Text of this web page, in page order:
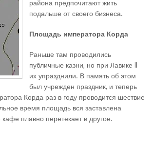
района предпочитают жить
подальше от своего бизнеса.
Площадь императора Корда
Раньше там проводились
публичные казни, но при Лавике II
их упразднили. В память об этом
был учрежден праздник, и теперь
Корда раз в году проводится шествие
время площадь вся заставлена
плавно перетекает в другое.